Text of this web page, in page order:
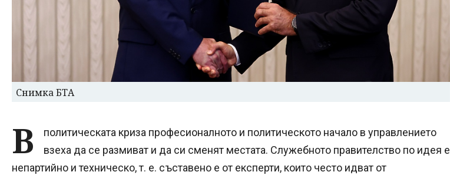
Снимка БТА
В
политическата криза професионалното и политическото начало в управлението
взеха да се размиват и да си сменят местата. Служебното правителство по идея е
непартийно и техническо, т. е. съставено e от експерти, които често идват от